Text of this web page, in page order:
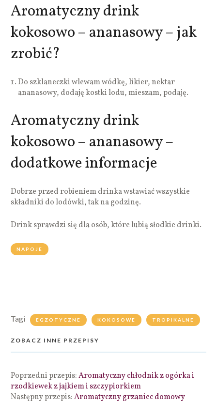
Aromatyczny drink
kokosowo – ananasowy – jak
zrobić?
Do szklaneczki wlewam wódkę, likier, nektar
ananasowy, dodaję kostki lodu, mieszam, podaję.
Aromatyczny drink
kokosowo – ananasowy –
dodatkowe informacje
Dobrze przed robieniem drinka wstawiać wszystkie
składniki do lodówki, tak na godzinę.
Drink sprawdzi się dla osób, które lubią słodkie drinki.
NAPOJE
Tagi EGZOTYCZNE KOKOSOWE TROPIKALNE
ZOBACZ INNE PRZEPISY
Poprzedni przepis:Aromatyczny chłodnik z ogórka i
rzodkiewek z jajkiem i szczypiorkiem
Następny przepis:Aromatyczny grzaniec domowy